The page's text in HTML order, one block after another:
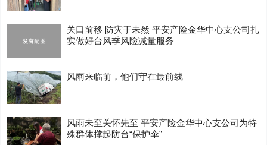
关口前移 防灾于未然 平安产险金华中心支公司扎
实做好台风季风险减量服务
风雨来临前，他们守在最前线
风雨未至关怀先至 平安产险金华中心支公司为特
殊群体撑起防台“保护伞”